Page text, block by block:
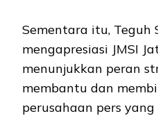
Sementara itu, Teguh
mengapresiasi JMSI
menunjukkan peran
membantu dan
perusahaan pers